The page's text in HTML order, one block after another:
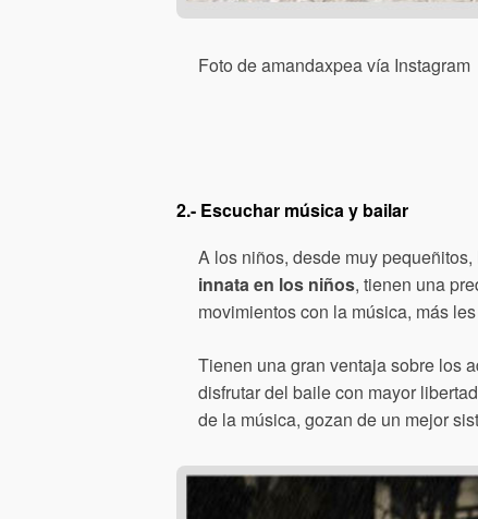
Foto de amandaxpea vía Instagram
2.- Escuchar música y bailar
A los niños, desde muy
innata en los niños, tienen una
movimientos con la música, más
Tienen una gran ventaja sobre los
disfrutar del baile con mayor
de la música, gozan de un mejor